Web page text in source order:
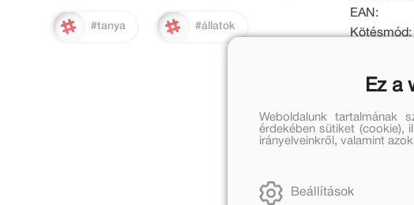
#tanya #állatok
EAN:
Kötésmód:
Eredeti ár:
4 999 Ft
Ez a
Weboldalunk tartalmának
érdekében sütiket (cookie),
irányelveinkről, valamint
Beállítások